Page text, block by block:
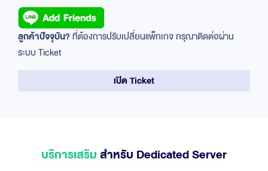
ลูกค้าปัจจุบัน?ที่ต้องการปรับเปลี่ยนแพ็กเกจ กรุณาติดต่อผ่าน
ระบบ Ticket
เปิด Ticket
บริการเสริมสำหรับ Dedicated Server